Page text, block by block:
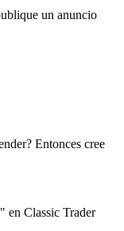
un anuncio
Entonces cree
en Classic Trader